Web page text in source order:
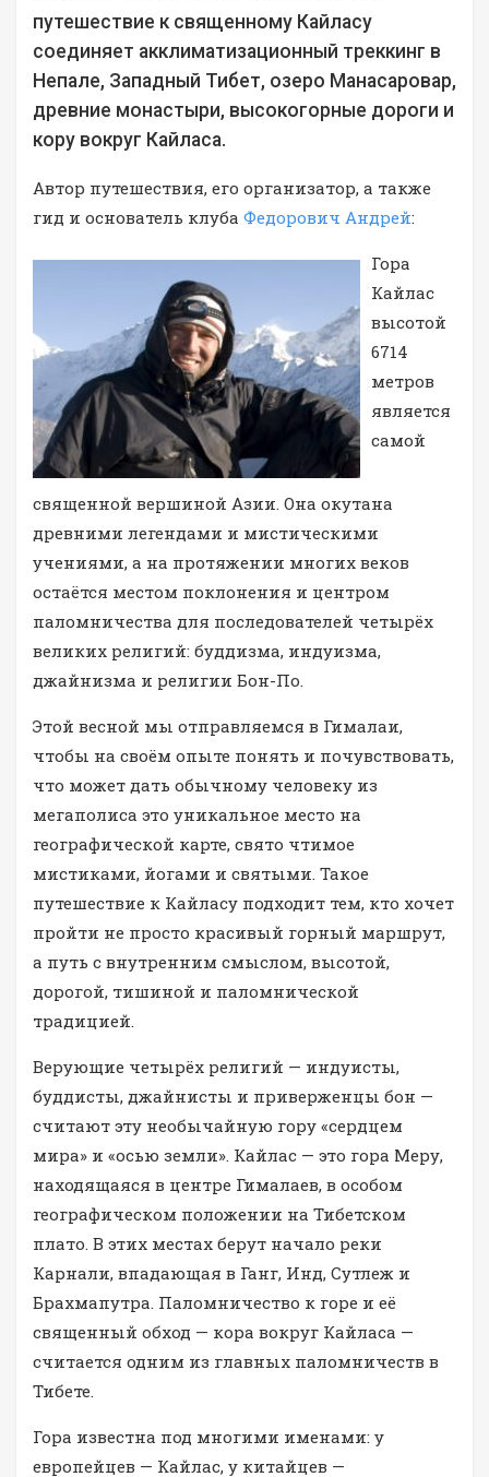
путешествие к священному Кайласу
соединяет акклиматизационный треккинг в
Непале, Западный Тибет, озеро Манасаровар,
древние монастыри, высокогорные дороги и
кору вокруг Кайласа.
Автор путешествия, его организатор, а также
гид и основатель клуба Федорович Андрей:
Гора
Кайлас
высотой
6714
метров
является
самой
священной вершиной Азии. Она окутана
древними легендами и мистическими
учениями, а на протяжении многих веков
остаётся местом поклонения и центром
паломничества для последователей четырёх
великих религий: буддизма, индуизма,
джайнизма и религии Бон-По.
Этой весной мы отправляемся в Гималаи,
чтобы на своём опыте понять и почувствовать,
что может дать обычному человеку из
мегаполиса это уникальное место на
географической карте, свято чтимое
мистиками, йогами и святыми. Такое
путешествие к Кайласу подходит тем, кто хочет
пройти не просто красивый горный маршрут,
а путь с внутренним смыслом, высотой,
дорогой, тишиной и паломнической
традицией.
Верующие четырёх религий — индуисты,
буддисты, джайнисты и приверженцы бон —
считают эту необычайную гору «сердцем
мира» и «осью земли». Кайлас — это гора Меру,
находящаяся в центре Гималаев, в особом
географическом положении на Тибетском
плато. В этих местах берут начало реки
Карнали, впадающая в Ганг, Инд, Сутлеж и
Брахмапутра. Паломничество к горе и её
священный обход — кора вокруг Кайласа —
считается одним из главных паломничеств в
Тибете.
Гора известна под многими именами: у
европейцев — Кайлас, у китайцев —